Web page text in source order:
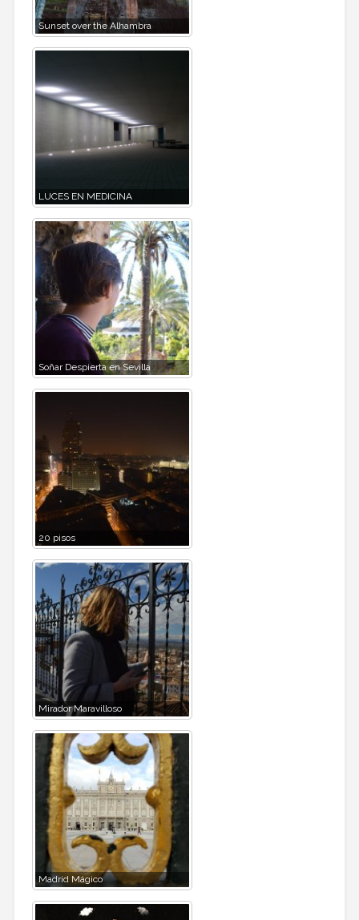
Sunset over the Alhambra
LUCES EN MEDICINA
Soñar Despierta en Sevilla
20 pisos
Mirador Maravilloso
Madrid Mágico